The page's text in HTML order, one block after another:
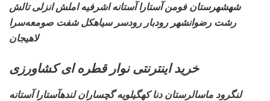
شهشهرستان فومن آستاراآستانه اشرفیه املش انزلی تالش
رشت رضوانشهر رودبار رودسر سیاهکل شفت صومعه‌سرا
لاهیجان
خرید اینترنتی نوار قطره ای کشاورزی
لنگرود ماسالرستان دناکهگیلویه گچساران لندهآستارا آستانه